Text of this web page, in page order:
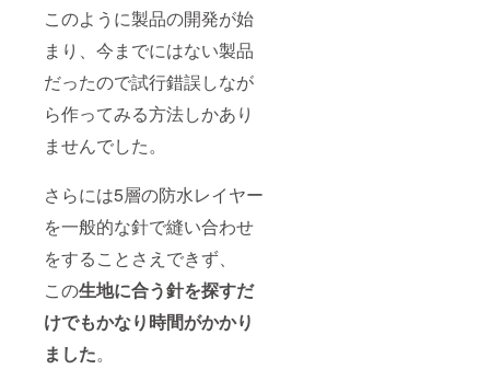
このように製品の開発が始
まり、今までにはない製品
だったので試行錯誤しなが
ら作ってみる方法しかあり
ませんでした。
さらには5層の防水レイヤー
を一般的な針で縫い合わせ
をすることさえできず、
この生地に合う針を探すだ
けでもかなり時間がかかり
ました。